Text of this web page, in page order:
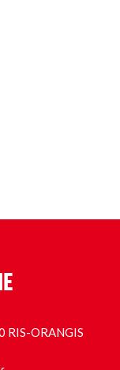
RIS-ORANGIS